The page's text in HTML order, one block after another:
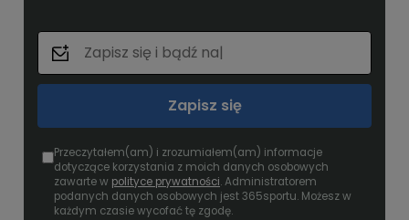
Zapisz się
Przeczytałem(am) i zrozumiałem(am) informacje
dotyczące korzystania z moich danych osobowych
zawarte w polityce prywatności. Administratorem
podanych danych osobowych jest 365sportu. Możesz w
każdym czasie wycofać tę zgodę.